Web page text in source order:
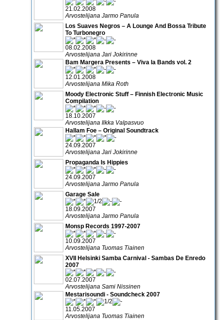
21.02.2008
Arvostelijana Jarmo Panula
Los Suaves Negros – A Lounge And Bossa Tribute
To Turbonegro
08.02.2008
Arvostelijana Jari Jokirinne
Bam Margera Presents – Viva la Bands vol. 2
12.01.2008
Arvostelijana Mika Roth
Moody Electronic Stuff – Finnish Electronic Music
Compilation
18.10.2007
Arvostelijana Ilkka Valpasvuo
Hallam Foe – Original Soundtrack
24.09.2007
Arvostelijana Jari Jokirinne
Propaganda Is Hippies
24.09.2007
Arvostelijana Jarmo Panula
Garage Sale
18.09.2007
Arvostelijana Jarmo Panula
Monsp Records 1997-2007
10.09.2007
Arvostelijana Tuomas Tiainen
XVII Helsinki Samba Carnival - Sambas De Enredo
2007
02.07.2007
Arvostelijana Sami Nissinen
Mestarisoundi - Soundcheck 2007
11.05.2007
Arvostelijana Tuomas Tiainen